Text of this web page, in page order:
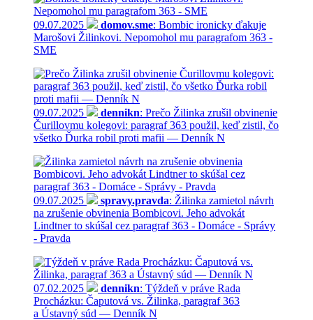
09.07.2025 domov.sme: Bombic ironicky ďakuje
Marošovi Žilinkovi. Nepomohol mu paragrafom 363 -
SME
09.07.2025 dennikn: Prečo Žilinka zrušil obvinenie
Čurillovmu kolegovi: paragraf 363 použil, keď zistil, čo
všetko Ďurka robil proti mafii — Denník N
09.07.2025 spravy.pravda: Žilinka zamietol návrh
na zrušenie obvinenia Bombicovi. Jeho advokát
Lindtner to skúšal cez paragraf 363 - Domáce - Správy
- Pravda
07.02.2025 dennikn: Týždeň v práve Rada
Procházku: Čaputová vs. Žilinka, paragraf 363
a Ústavný súd — Denník N